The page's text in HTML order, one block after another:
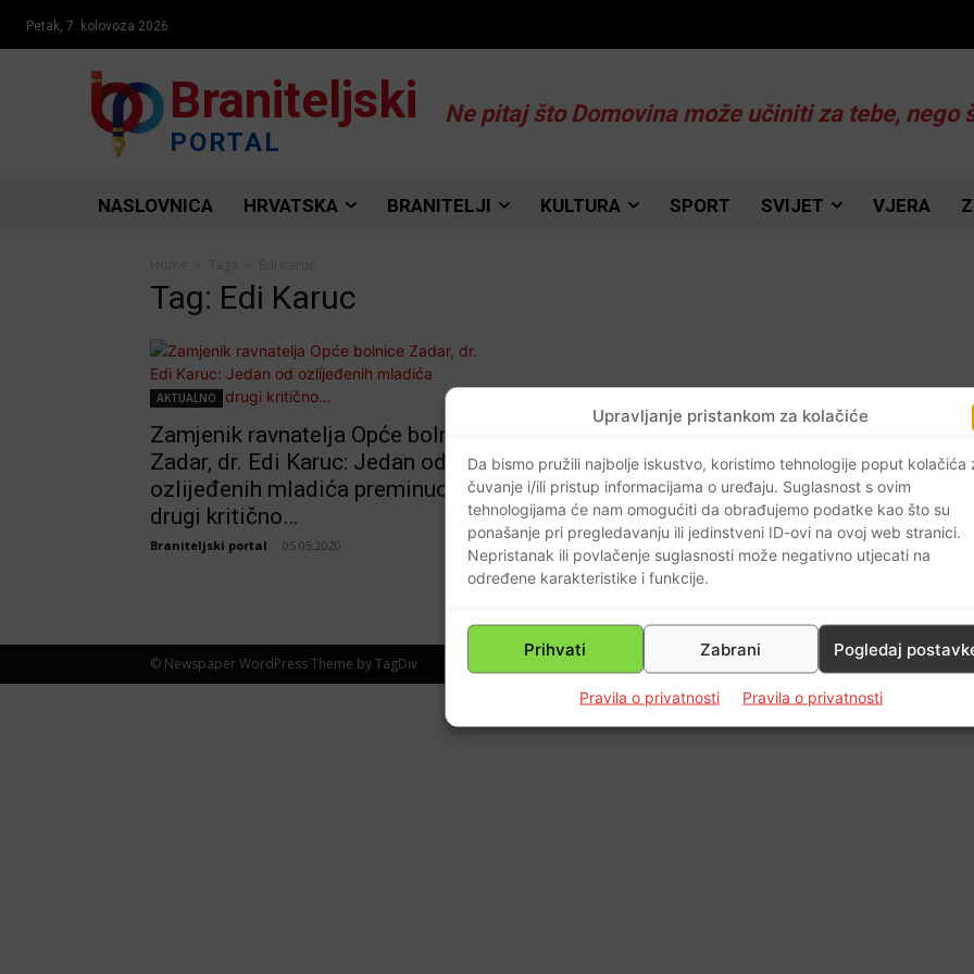
Upravljanje pristankom za kolačiće
Da bismo pružili najbolje iskustvo, koristimo tehnologije poput kolačića
čuvanje i/ili pristup informacijama o uređaju. Suglasnost s ovim
tehnologijama će nam omogućiti da obrađujemo podatke kao što su
ponašanje pri pregledavanju ili jedinstveni ID-ovi na ovoj web stranici.
Nepristanak ili povlačenje suglasnosti može negativno utjecati na
određene karakteristike i funkcije.
Prihvati Zabrani Pogledaj
Pravila o privatnosti Pravila o privatnosti
Petak, 7. kolovoza 2026.
Braniteljski
PORTAL
Ne pitaj što Domovina može učiniti za tebe, nego
NASLOVNICA HRVATSKA BRANITELJI KULTURA SPORT SVIJET VJERA
Tag: Edi Karuc
AKTUALNO
Zamjenik ravnatelja Opće bolnice
Zadar, dr. Edi Karuc: Jedan od
ozlijeđenih mladića preminuo,
drugi kritično…
Braniteljski portal 05.05.2020
© Newspaper WordPress Theme by TagDiv